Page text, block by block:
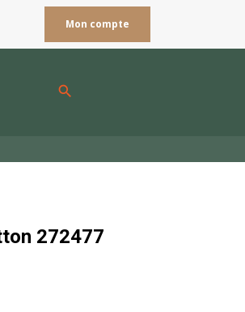
Mon compte
search
272477